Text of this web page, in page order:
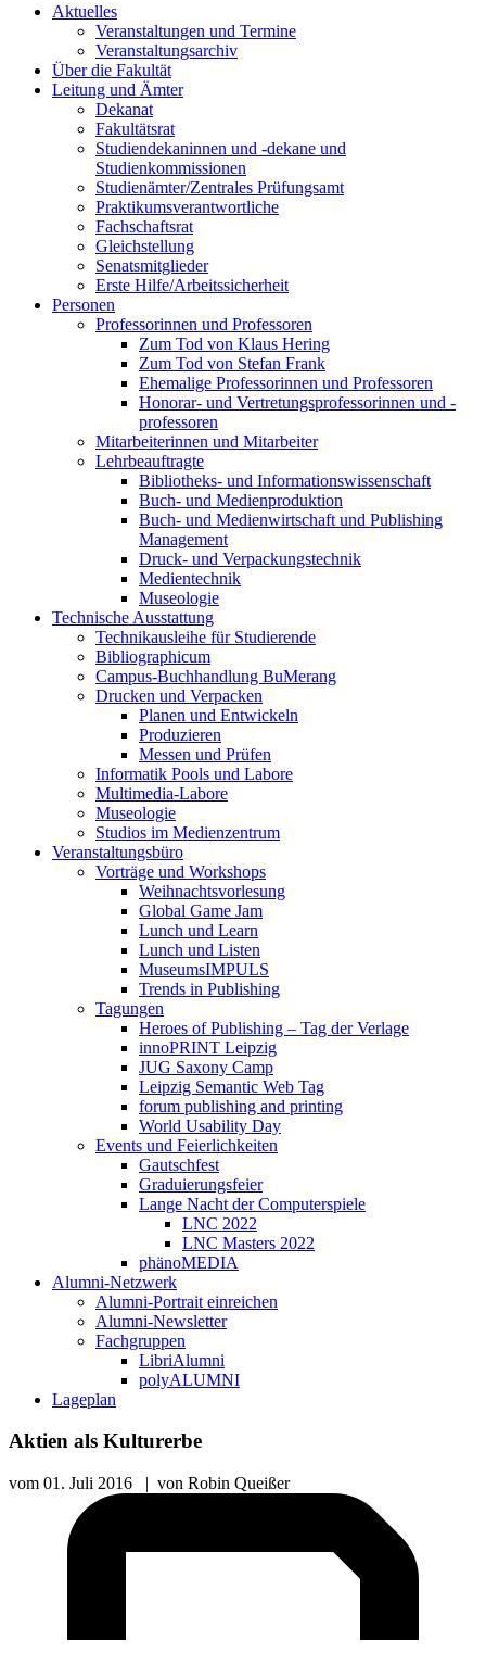
Aktuelles
Veranstaltungen und Termine
Veranstaltungsarchiv
Über die Fakultät
Leitung und Ämter
Dekanat
Fakultätsrat
Studiendekaninnen und -dekane und
Studienkommissionen
Studienämter/Zentrales Prüfungsamt
Praktikumsverantwortliche
Fachschaftsrat
Gleichstellung
Senatsmitglieder
Erste Hilfe/Arbeitssicherheit
Personen
Professorinnen und Professoren
Zum Tod von Klaus Hering
Zum Tod von Stefan Frank
Ehemalige Professorinnen und Professoren
Honorar- und Vertretungsprofessorinnen und -
professoren
Mitarbeiterinnen und Mitarbeiter
Lehrbeauftragte
Bibliotheks- und Informationswissenschaft
Buch- und Medienproduktion
Buch- und Medienwirtschaft und Publishing
Management
Druck- und Verpackungstechnik
Medientechnik
Museologie
Technische Ausstattung
Technikausleihe für Studierende
Bibliographicum
Campus-Buchhandlung BuMerang
Drucken und Verpacken
Planen und Entwickeln
Produzieren
Messen und Prüfen
Informatik Pools und Labore
Multimedia-Labore
Museologie
Studios im Medienzentrum
Veranstaltungsbüro
Vorträge und Workshops
Weihnachtsvorlesung
Global Game Jam
Lunch und Learn
Lunch und Listen
MuseumsIMPULS
Trends in Publishing
Tagungen
Heroes of Publishing – Tag der Verlage
innoPRINT Leipzig
JUG Saxony Camp
Leipzig Semantic Web Tag
forum publishing and printing
World Usability Day
Events und Feierlichkeiten
Gautschfest
Graduierungsfeier
Lange Nacht der Computerspiele
LNC 2022
LNC Masters 2022
phänoMEDIA
Alumni-Netzwerk
Alumni-Portrait einreichen
Alumni-Newsletter
Fachgruppen
LibriAlumni
polyALUMNI
Lageplan
Aktien als Kulturerbe
vom 01. Juli 2016 | von Robin Queißer